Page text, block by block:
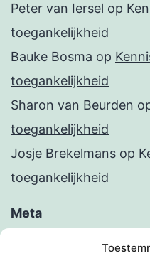
Peter van Iersel op
toegankelijkheid
Bauke Bosma op
toegankelijkheid
Sharon van Beurden
toegankelijkheid
Josje Brekelmans op
toegankelijkheid
Meta